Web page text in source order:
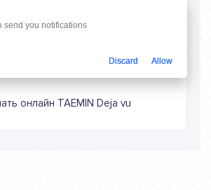
режиме онлайн
онлайн TAEMIN Deja vu
send you notifications
Discard Allow